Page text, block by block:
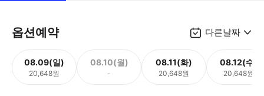
옵션예약 다른날짜
08.09(일)
20,648원
08.10(월)
-
08.11(화)
20,648원
08.12(수)
20,648원